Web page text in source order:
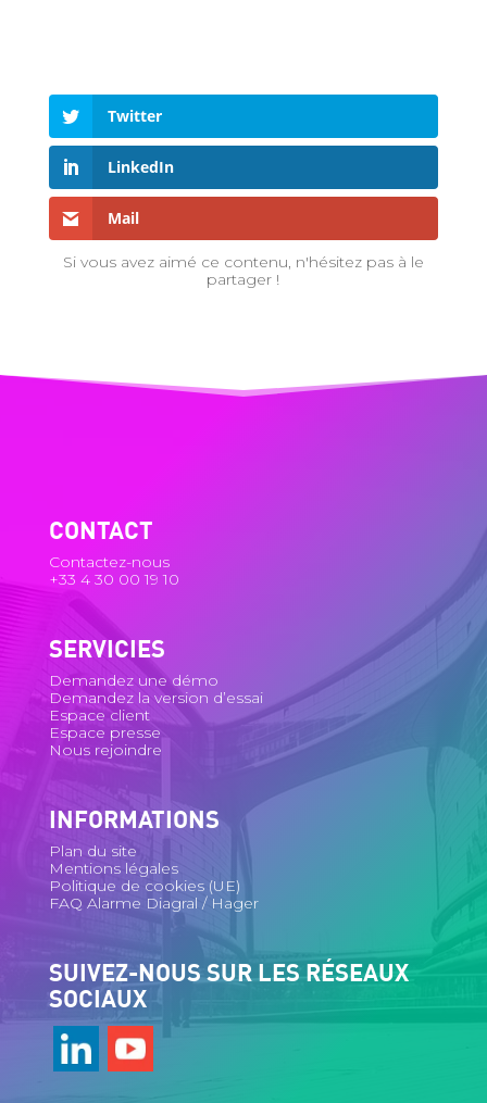
Twitter
LinkedIn
Mail
Si vous avez aimé ce contenu, n'hésitez pas à le
partager !
CONTACT
Contactez-nous
+33 4 30 00 19 10
SERVICIES
Demandez une démo
Demandez la version d’essai
Espace client
Espace presse
Nous rejoindre
INFORMATIONS
Plan du site
Mentions légales
Politique de cookies (UE)
FAQ Alarme Diagral / Hager
SUIVEZ-NOUS SUR LES RÉSEAUX
SOCIAUX